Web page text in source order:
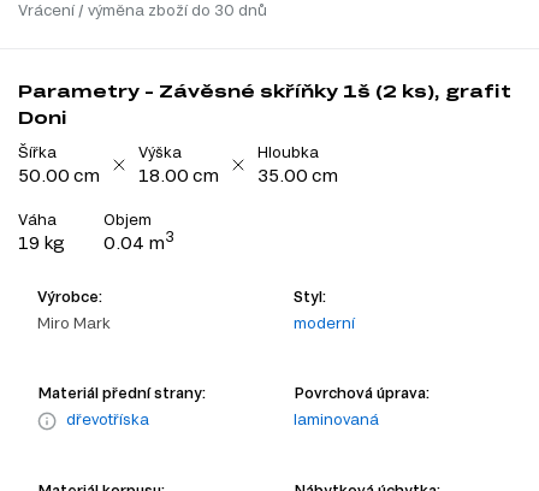
Vrácení / výměna zboží do 30 dnů
Parametry - Závěsné skříňky 1š (2 ks), grafit
Doni
Šířka
50.00 cm
Výška
18.00 cm
Hloubka
35.00 cm
Váha
19 kg
Objem
0.04 m3
Výrobce:
Miro Mark
Styl:
moderní
Materiál přední strany:
dřevotříska
Povrchová úprava:
laminovaná